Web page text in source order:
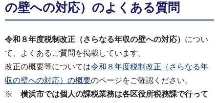
の壁への対応）のよくある質問
令和８年度税制改正（さらなる年収の壁への対応） につい
て、よくあるご質問を掲載しています。
改正の概要等については令和８年度税制改正（さらなる年
収の壁への対応）の概要のページをご確認ください。
※ 横浜市では個人の課税業務は各区役所税務課で行って